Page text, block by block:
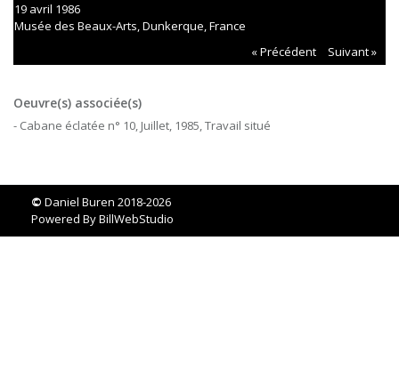
19 avril 1986
Musée des Beaux-Arts, Dunkerque, France
« Précédent
Suivant »
Oeuvre(s) associée(s)
- Cabane éclatée n° 10, Juillet, 1985, Travail situé
© Daniel Buren 2018-2026
Powered ByBillWebStudio